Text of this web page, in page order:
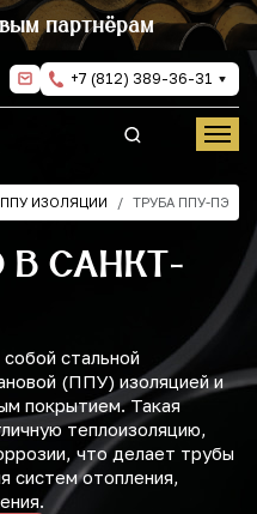
партнёрам
+7 (812) 389-36-31
ИЗОЛЯЦИИ ТРУБА ППУ-ПЭ
В САНКТ-
стальной
(ППУ) изоляцией и
покрытием. Такая
теплоизоляцию,
что делает трубы
отопления,